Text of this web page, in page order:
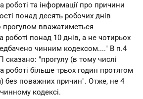
роботі та інформації про причини
понад десять робочих днів
прогулом вважатиметься
роботі понад 10 днів, а не чотирьох
чинним кодексом...." В п.4
сказано: "прогулу (в тому числі
роботі більше трьох годин протягом
без поважних причин". Отже, не 4
кодексі.